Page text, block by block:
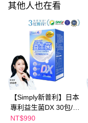
其他人也在看
【Simply新普利】日本
專利益生菌DX 30包/盒
(x1盒) 張語希推薦 300
NT$990